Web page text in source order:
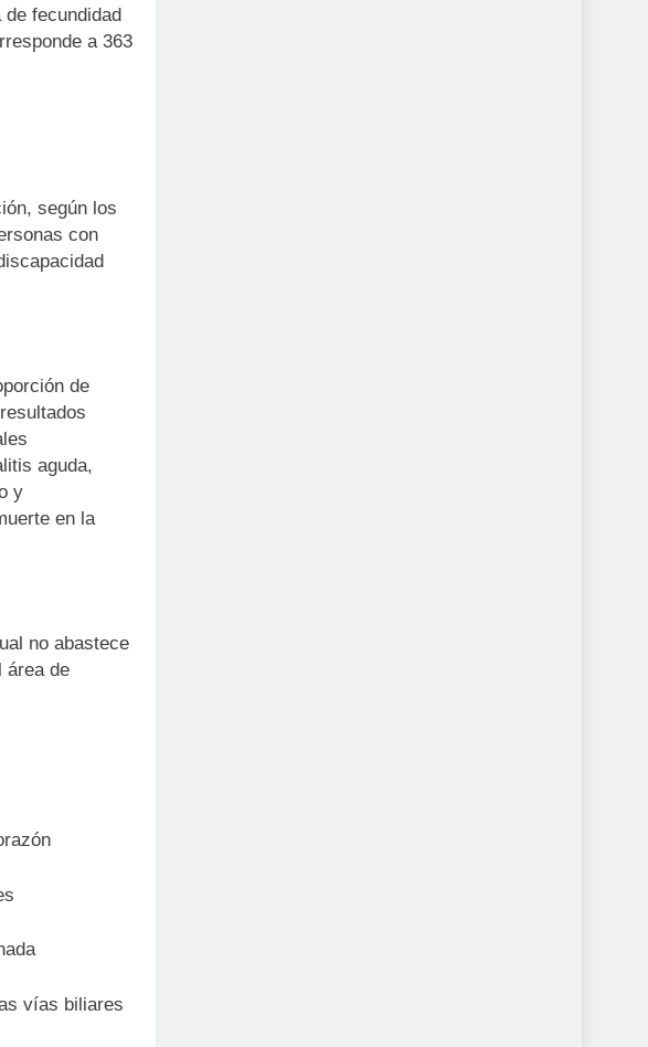
fecundidad
a 363
según los
con
de
aguda,
y
en la
no abastece
área de
vías biliares